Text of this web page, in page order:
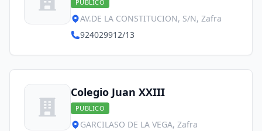
PUBLICO
AV.DE LA CONSTITUCION, S/N, Zafra
924029912/13
Colegio Juan XXIII
PUBLICO
GARCILASO DE LA VEGA, Zafra